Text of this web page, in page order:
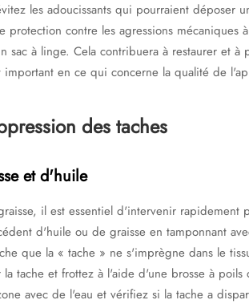
les adoucissants qui pourraient déposer
contre les agressions mécaniques
sac à linge. Cela contribuera à restaurer et
en ce qui concerne la qualité de
des taches
et d'huile
il est essentiel d'intervenir rapidement
d'huile ou de graisse en tamponnant
que la « tache » ne s'imprègne dans le
tache et frottez à l'aide d'une brosse à poils
avec de l'eau et vérifiez si la tache a